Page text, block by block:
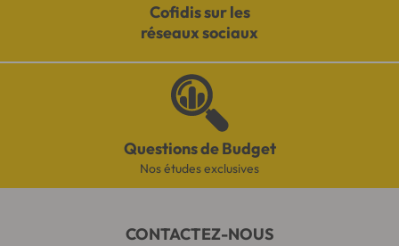
Cofidis sur les
réseaux sociaux
Questions de Budget
Nos études exclusives
CONTACTEZ-NOUS